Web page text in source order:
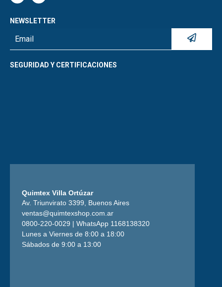
NEWSLETTER
SEGURIDAD Y CERTIFICACIONES
Quimtex Villa Ortúzar
Av. Triunvirato 3399, Buenos Aires
ventas@quimtexshop.com.ar
0800-220-0029 | WhatsApp 1168138320
Lunes a Viernes de 8:00 a 18:00
Sábados de 9:00 a 13:00